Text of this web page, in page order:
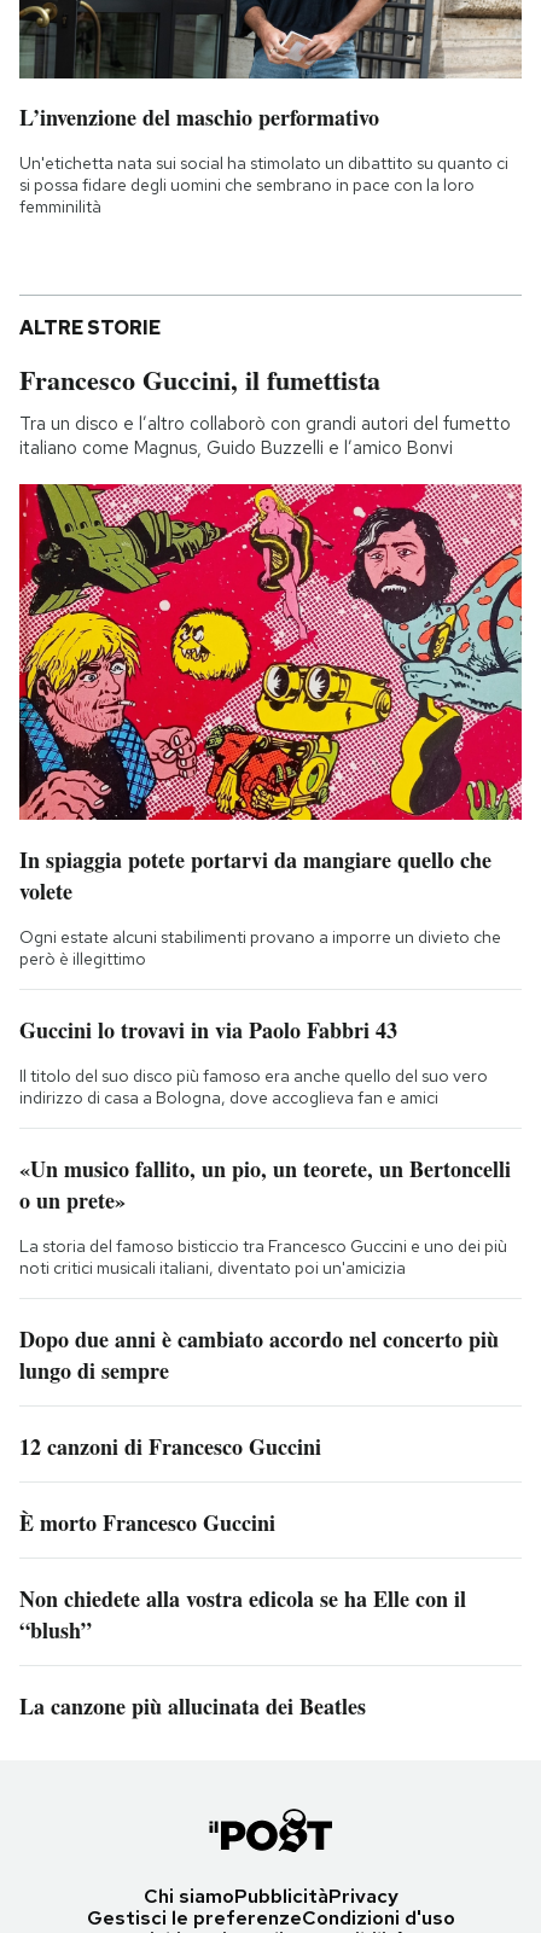
L’invenzione del maschio performativo
Un'etichetta nata sui social ha stimolato un dibattito su quanto ci
si possa fidare degli uomini che sembrano in pace con la loro
femminilità
ALTRE STORIE
Francesco Guccini, il fumettista
Tra un disco e l’altro collaborò con grandi autori del fumetto
italiano come Magnus, Guido Buzzelli e l’amico Bonvi
In spiaggia potete portarvi da mangiare quello che
volete
Ogni estate alcuni stabilimenti provano a imporre un divieto che
però è illegittimo
Guccini lo trovavi in via Paolo Fabbri 43
Il titolo del suo disco più famoso era anche quello del suo vero
indirizzo di casa a Bologna, dove accoglieva fan e amici
«Un musico fallito, un pio, un teorete, un Bertoncelli
o un prete»
La storia del famoso bisticcio tra Francesco Guccini e uno dei più
noti critici musicali italiani, diventato poi un'amicizia
Dopo due anni è cambiato accordo nel concerto più
lungo di sempre
12 canzoni di Francesco Guccini
È morto Francesco Guccini
Non chiedete alla vostra edicola se ha Elle con il
“blush”
La canzone più allucinata dei Beatles
Chi siamoPubblicitàPrivacy
Gestisci le preferenzeCondizioni d'uso